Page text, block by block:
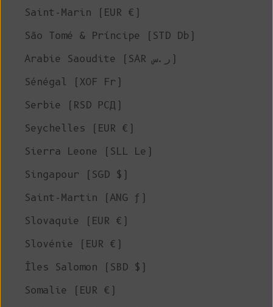
Saint-Marin (EUR €)
São Tomé & Príncipe (STD Db)
Arabie Saoudite (SAR ر.س)
Sénégal (XOF Fr)
Serbie (RSD РСД)
Seychelles (EUR €)
Sierra Leone (SLL Le)
Singapour (SGD $)
Saint-Martin (ANG ƒ)
Slovaquie (EUR €)
Slovénie (EUR €)
Îles Salomon (SBD $)
Somalie (EUR €)